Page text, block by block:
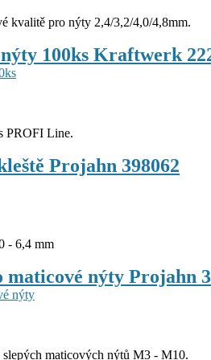
kvalitě pro nýty 2,4/3,2/4,0/4,8mm.
100ks Kraftwerk
PROFI Line.
Projahn 398062
- 6,4 mm
maticové nýty Projahn
maticových nýtů M3 - M10.